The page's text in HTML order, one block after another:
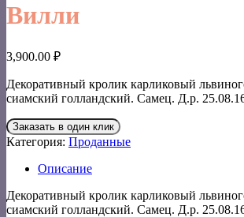
Вилли
3,900.00 ₽
Декоративный кролик карликовый
сиамский голландский. Самец. Д.р.
Заказать в один клик
Категория: Проданные
Описание
Декоративный кролик карликовый
сиамский голландский. Самец. Д.р.